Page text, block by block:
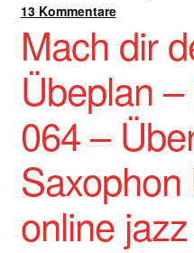
13 Kommentare
Mach dir
Übeplan
064 –
Saxophon
online